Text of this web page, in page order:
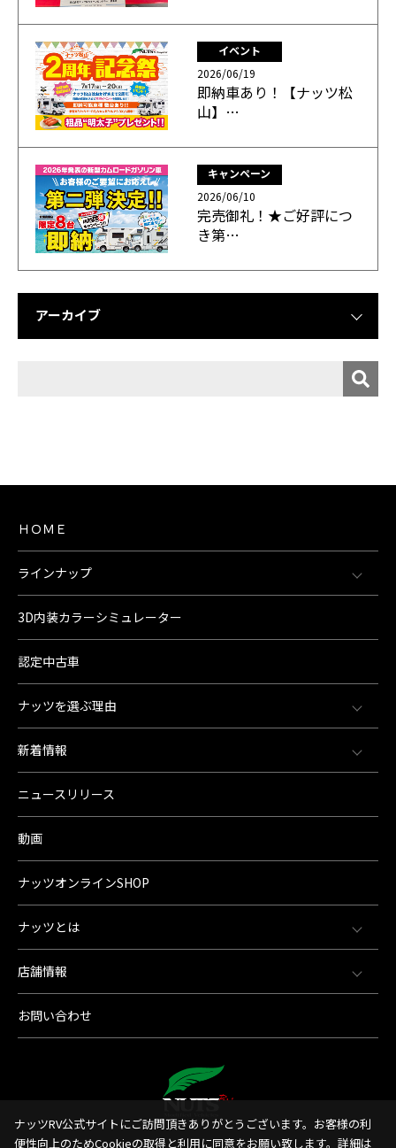
イベント
2026/06/19
即納車あり！【ナッツ松
山】…
キャンペーン
2026/06/10
完売御礼！★ご好評につ
き第…
アーカイブ
ＨＯＭＥ
ラインナップ
3D内装カラーシミュレーター
認定中古車
ナッツを選ぶ理由
新着情報
ニュースリリース
動画
ナッツオンラインSHOP
ナッツとは
店舗情報
お問い合わせ
ナッツRV公式サイトにご訪問頂きありがとうございます。お客様の利
便性向上のためCookieの取得と利用に同意をお願い致します。詳細は